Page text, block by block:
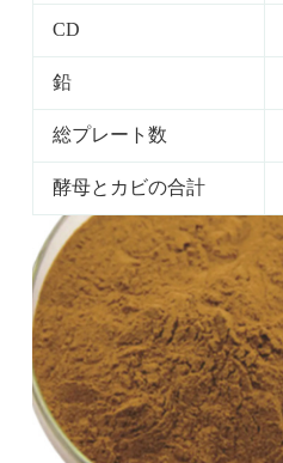
CD
鉛
総プレート数
酵母とカビの合計